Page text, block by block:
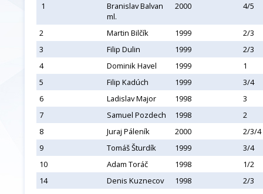
1
Branislav Balvan
ml.
2000 4/5
2 Martin Bilčík 1999
2/3
3
Filip Dulin 1999
2/3
4
Dominik Havel 1999
1
5
Filip Kadúch 1999
3/4
6
Ladislav Major 1998
3
7
Samuel Pozdech 1998
2
8
Juraj Páleník 2000
2/3/4
9
Tomáš Šturdík 1999
3/4
10
Adam Toráč 1998
1/2
14
Denis Kuznecov 1998 2/3